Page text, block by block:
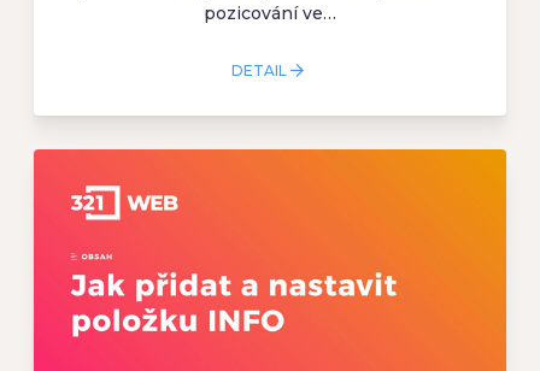
pozicování ve…
DETAIL